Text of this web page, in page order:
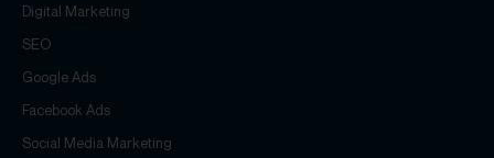
Digital Marketing
SEO
Google Ads
Facebook Ads
Social Media Marketing